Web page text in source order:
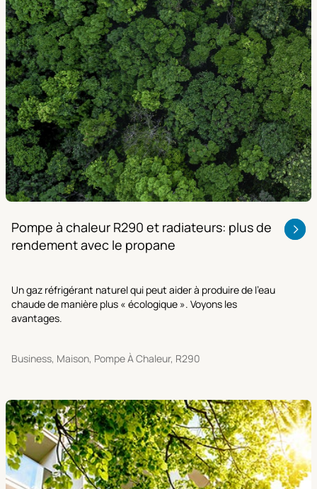
Pompe à chaleur R290 et radiateurs: plus de
rendement avec le propane
Un gaz réfrigérant naturel qui peut aider à produire de l'eau
chaude de manière plus « écologique ». Voyons les
avantages.
Business, Maison, Pompe À Chaleur, R290